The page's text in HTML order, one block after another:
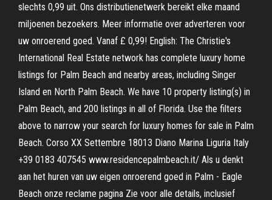
slechts 0,99 uit. Ons distributienetwerk bereikt elke maand
miljoenen bezoekers. Meer informatie over adverteren voor
uw onroerend goed. Vanaf £ 0,99! English: The Christie's
International Real Estate network has complete luxury home
listings for Palm Beach and nearby areas, including Singer
Island en North Palm Beach. We have 10 property listing(s) in
Palm Beach, and 200 listings in all of Florida. Use the filters
above to narrow your search for luxury homes for sale in Palm
Beach. Corso XX Settembre 18013 Diano Marina Liguria Italy
+39 0183 407545 www.residencepalmbeach.it/ Als u denkt
aan het huren van uw eigen onroerend goed in Palm - Eagle
Beach onze reclame pagina Zie voor alle details, inclusief